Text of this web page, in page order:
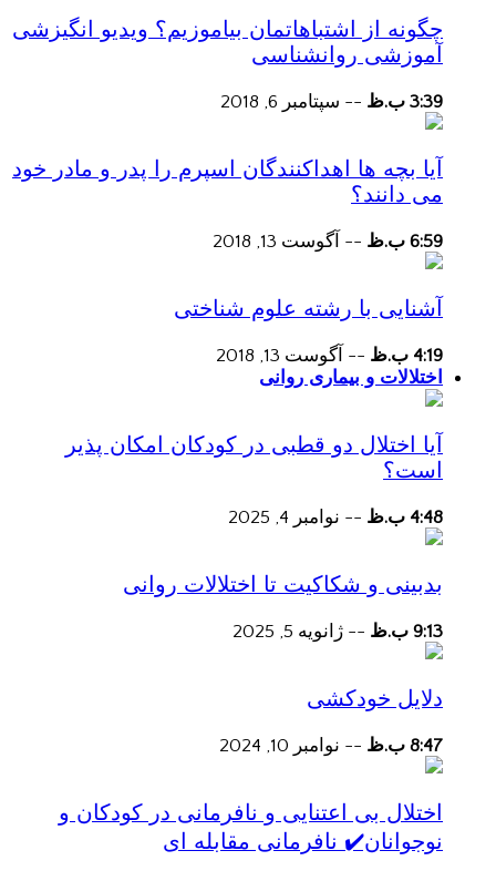
چگونه از اشتباهاتمان بیاموزیم؟ ویدیو انگیزشی
آموزشی روانشناسی
3:39 ب.ظ -- سپتامبر 6, 2018
آیا بچه ها اهداکنندگان اسپرم را پدر و مادر خود
می دانند؟
6:59 ب.ظ -- آگوست 13, 2018
آشنایی با رشته علوم شناختی
4:19 ب.ظ -- آگوست 13, 2018
اختلالات و بیماری روانی
آیا اختلال دو قطبی در کودکان امکان پذیر
است؟
4:48 ب.ظ -- نوامبر 4, 2025
بدبینی و شکاکیت تا اختلالات روانی
9:13 ب.ظ -- ژانویه 5, 2025
دلایل خودکشی
8:47 ب.ظ -- نوامبر 10, 2024
اختلال بی اعتنایی و نافرمانی در کودکان و
نوجوانان✔️ نافرمانی مقابله ای